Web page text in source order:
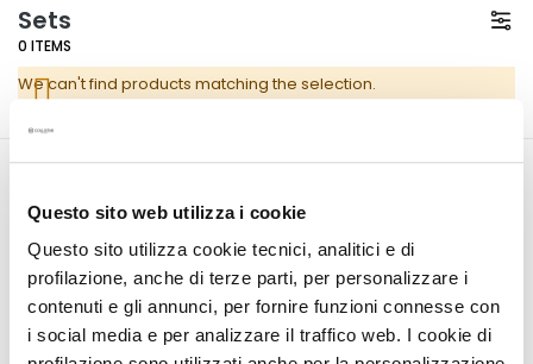
Questo sito web utilizza i cookie
Questo sito utilizza cookie tecnici, analitici e di
profilazione, anche di terze parti, per personalizzare i
contenuti e gli annunci, per fornire funzioni connesse con
i social media e per analizzare il traffico web. I cookie di
C
A
T
E
G
Y
S
p
e
c
Sets
0 ITEMS
We can't find products matching the selection.
Contact
Accessibility Statement
Address Book
My Orders
My Wishlist
My Returns